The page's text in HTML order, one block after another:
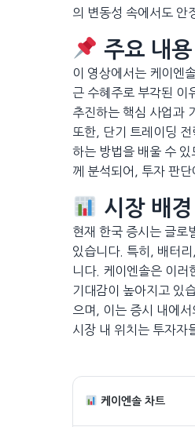
의 변동성 속에서도 안
주요 내용
이 영상에서는 케이엔
근 수혜주로 부각된 이
추진하는 핵심 사업과
또한, 단기 트레이딩
하는 방법을 배울 수
께 분석되어, 투자 판
시장 배경
현재 한국 증시는 글로
있습니다. 특히, 배터
니다. 케이엔솔은 이러
기대감이 높아지고 있
으며, 이는 증시 내에
시장 내 위치는 투자자
케이엔솔 차트